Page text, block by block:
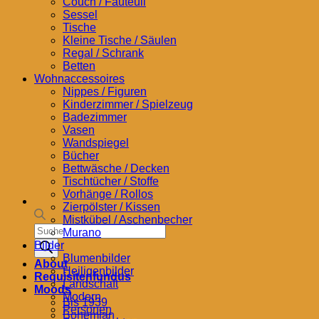
Products
search
About
Requisitenfundus
Moods
Bis 1939
Bohemian
Sessel
Tische
Kleine Tische / Säulen
Regal / Schrank
Betten
Wohnaccessoires
Nippes / Figuren
Kinderzimmer / Spielzeug
Badezimmer
Vasen
Wandspiegel
Bücher
Bettwäsche / Decken
Tischtücher / Stoffe
Vorhänge / Rollos
Zierpölster / Kissen
Mistkübel / Aschenbecher
Murano
Bilder
Blumenbilder
Heiligenbilder
Landschaft
Modern
Personen